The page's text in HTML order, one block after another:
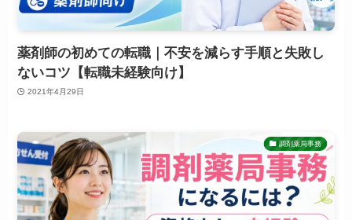
薬剤師の初めての転職｜不安を減らす手順と失敗し
ないコツ【転職未経験向け】
2021年4月29日
調剤薬局事務